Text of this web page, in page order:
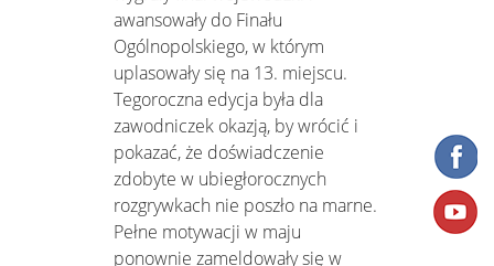
awansowały do Finału
Ogólnopolskiego, w którym
uplasowały się na 13. miejscu.
Tegoroczna edycja była dla
zawodniczek okazją, by wrócić i
pokazać, że doświadczenie
zdobyte w ubiegłorocznych
rozgrywkach nie poszło na marne.
Pełne motywacji w maju
ponownie zameldowały się w